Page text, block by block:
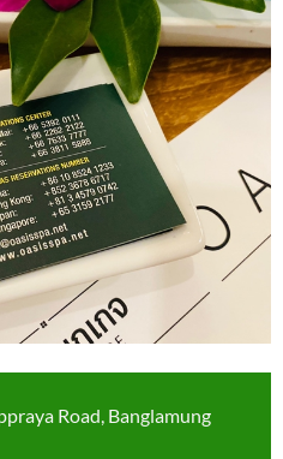
Road, Banglamung